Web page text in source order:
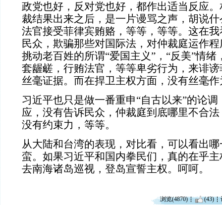
政党也好，反对党也好，都作出适当反应
裁结果出来之后，是一片谩骂之声，胡说
法官接受菲律宾贿赂，等等，等等。这在
民众，欺骗那些对国际法，对仲裁庭运作
挑动老百姓的所谓“爱国主义”，“反美”情
套龌鹾，行贿法官，等等卑劣行为，来诽
丝毫证据。而在捍卫主权方面，没有丝毫作
习近平也只是做一番重申“自古以来”的论
应，没有告诉民众，仲裁庭到底哪里不合
没有约束力，等等。
从大陆和台湾的表现，对比看，可以看出
蛮。如果习近平和国内拳民们，真的在乎
去南海诸岛巡视，登岛宣誓主权。呵呵。
浏览(4870) (43)